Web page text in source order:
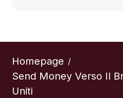
Homepage /
Send Money Verso Il
Uniti